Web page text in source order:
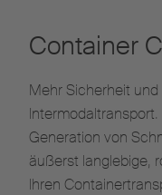
Container
Mehr Sicherheit
Generation von
äußerst langlebige,
Ihren